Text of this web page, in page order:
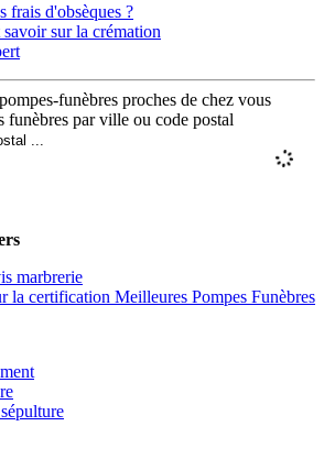
frais d'obsèques ?
sur la crémation
funèbres proches de chez vous
funèbres par ville ou code postal
marbrerie
la certification Meilleures Pompes Funèbres